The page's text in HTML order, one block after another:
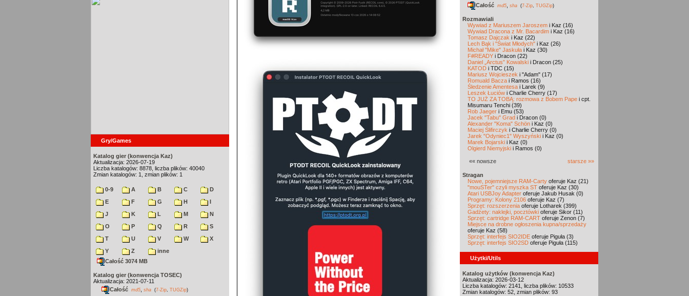
Gry/Games
Katalog gier (konwencja Kaz)
Aktualizacja: 2026-07-19
Liczba katalogów: 8878, liczba plików: 40040
Zmian katalogów: 1, zmian plików: 1
0-9 A B C
D
E
F G H
I
J
K L M
N
O
P Q R
S
T
U V W
X
Y
Z
inne
Całość 3074 MB
Katalog gier (konwencja TOSEC)
Aktualizacja: 2021-07-11
Całość md5 sha (7-Zip TUGZip)
Całość md5 sha (7-Zip TUGZip)
Rozmawiali
Wywiad z Mariuszem Jaroszem i Kaz (16)
Wywiad Dracona z Mr. Bacardim i Kaz (16)
Tomasz Dajczak i Kaz (22)
Lech Bąk i "Świat Młodych" i Kaz (26)
Michał "Mike" Jaskuła i Kaz (30)
F#READY i Dracon (22)
Daniel „Arctus” Kowalski i Dracon (25)
KATOD i TDC (15)
Mariusz Wojcieszek i "Adam" (17)
Romuald Bacza i Ramos (16)
Śledzenie Amentesa i Larek (9)
Leszek Łuciów i Charlie Cherry (17)
TO JUŻ ZA TOBĄ: rozmowa z Bobem Pape i cpt.
Misumaru Tenchi (39)
Rob Jaeger i Emu (53)
Jacek "Tabu" Grad i Dracon (0)
Alexander "Koma" Schön i Kaz (0)
Maciej Ślifirczyk i Charlie Cherry (0)
Jarek "Odyniec1" Wyszyński i Kaz (0)
Marek Bojarski i Kaz (0)
Olgierd Niemyjski i Ramos (0)
«« nowsze starsze »»
Stragan
Nowe, pojemniejsze RAM-Carty oferuje Kaz (21)
"mouSTer" czyli myszka ST oferuje Kaz (30)
Atari USBJoy Adapter oferuje Jakub Husak (0)
Programy: Kolony 2106 oferuje Kaz (7)
Sprzęt: rozszerzenia oferuje Lotharek (399)
Gadżety: naklejki, pocztówki oferuje Sikor (11)
Sprzęt: cartridge RAM-CART oferuje Zenon (7)
Miejsce na drobne ogłoszenia kupna/sprzedaży
oferuje Kaz (58)
Sprzęt: interfejs SIO2IDE oferuje Piguła (3)
Sprzęt: interfejs SIO2SD oferuje Piguła (115)
Użytki/Utils
Katalog użytków (konwencja Kaz)
Aktualizacja: 2026-03-12
Liczba katalogów: 2141, liczba plików: 10533
Zmian katalogów: 52, zmian plików: 93